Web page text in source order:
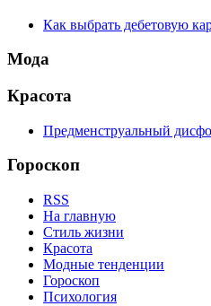
Как выбрать дебетовую
Мода
Красота
Предменструальный
Гороскоп
RSS
На главную
Стиль жизни
Красота
Модные тенденции
Гороскоп
Психология